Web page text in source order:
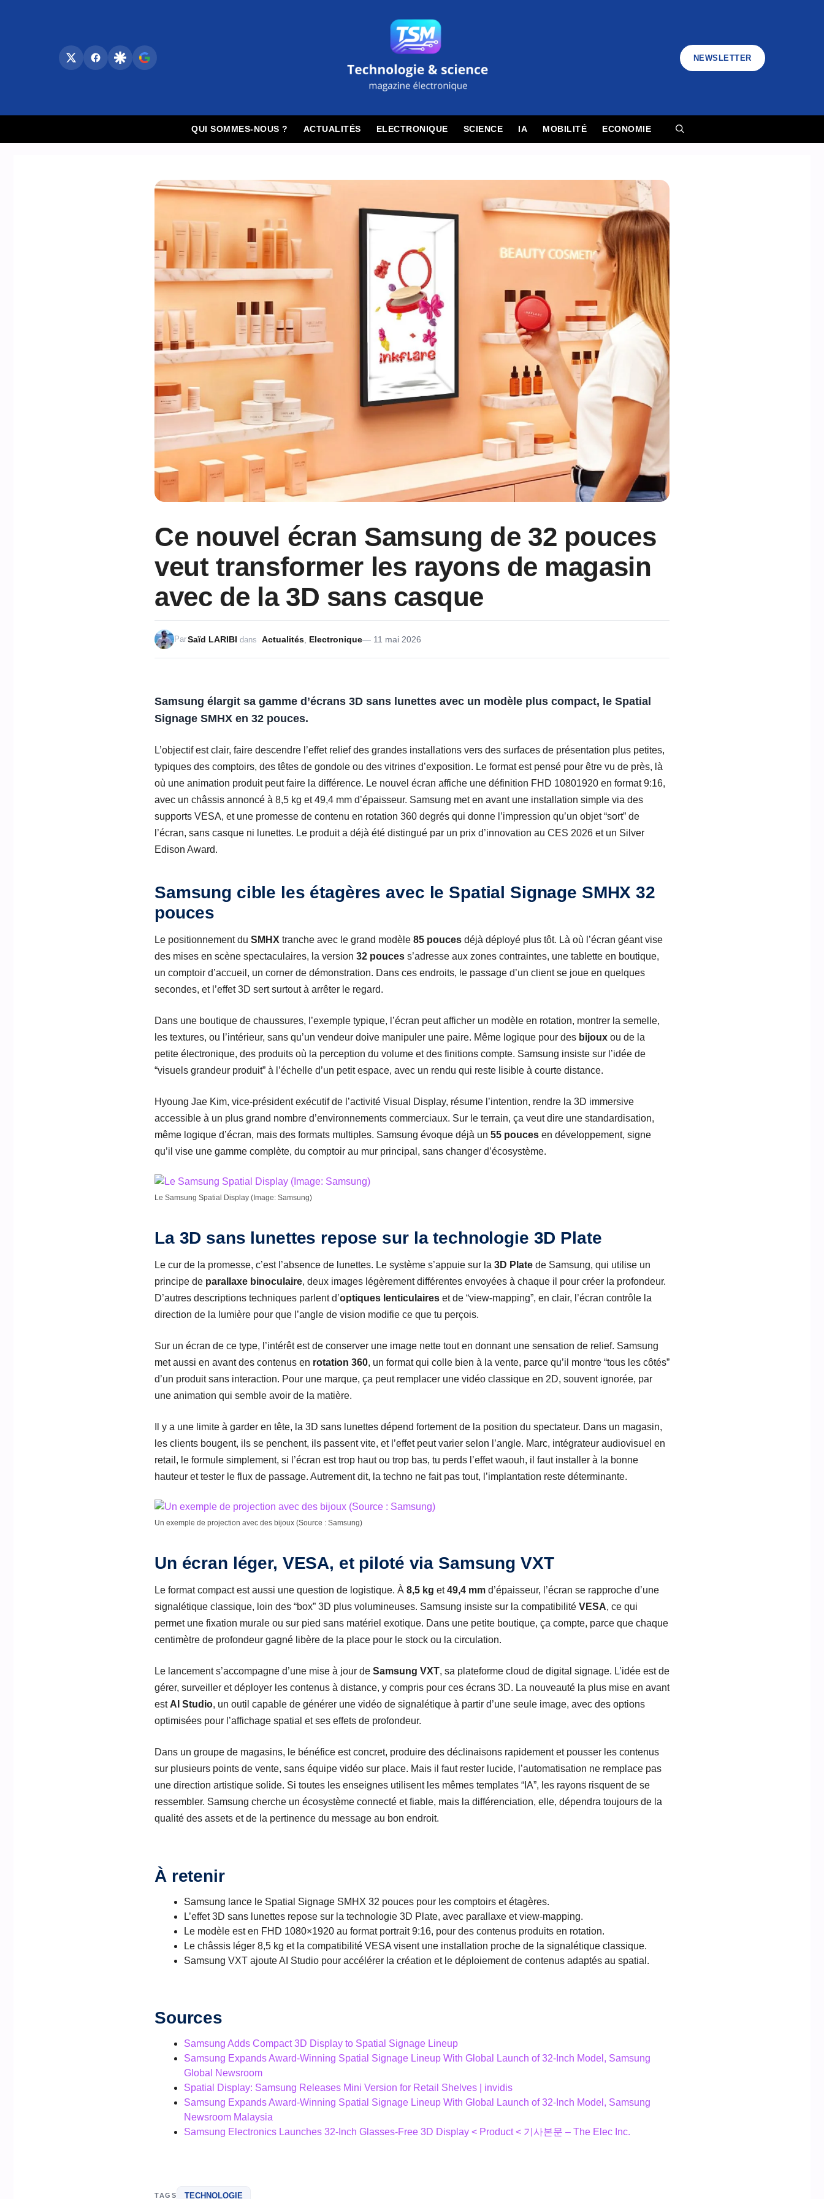
NEWSLETTER
QUI SOMMES-NOUS ? ACTUALITÉS ELECTRONIQUE SCIENCE IA MOBILITÉ ECONOMIE
Ce nouvel écran Samsung de 32 pouces
veut transformer les rayons de magasin
avec de la 3D sans casque
11 mai 2026
ParSaïd LARIBI dans Actualités Electronique
Samsung élargit sa gamme d’écrans 3D sans lunettes avec un modèle plus compact, le Spatial
Signage SMHX en 32 pouces.
L’objectif est clair, faire descendre l’effet relief des grandes installations vers des surfaces de présentation plus petites,
typiques des comptoirs, des têtes de gondole ou des vitrines d’exposition. Le format est pensé pour être vu de près, là
où une animation produit peut faire la différence. Le nouvel écran affiche une définition FHD 10801920 en format 9:16,
avec un châssis annoncé à 8,5 kg et 49,4 mm d’épaisseur. Samsung met en avant une installation simple via des
supports VESA, et une promesse de contenu en rotation 360 degrés qui donne l’impression qu’un objet “sort” de
l’écran, sans casque ni lunettes. Le produit a déjà été distingué par un prix d’innovation au CES 2026 et un Silver
Edison Award.
Samsung cible les étagères avec le Spatial Signage SMHX 32
pouces
Le positionnement du SMHX tranche avec le grand modèle 85 pouces déjà déployé plus tôt. Là où l’écran géant vise
des mises en scène spectaculaires, la version 32 pouces s’adresse aux zones contraintes, une tablette en boutique,
un comptoir d’accueil, un corner de démonstration. Dans ces endroits, le passage d’un client se joue en quelques
secondes, et l’effet 3D sert surtout à arrêter le regard.
Dans une boutique de chaussures, l’exemple typique, l’écran peut afficher un modèle en rotation, montrer la semelle,
les textures, ou l’intérieur, sans qu’un vendeur doive manipuler une paire. Même logique pour des bijoux ou de la
petite électronique, des produits où la perception du volume et des finitions compte. Samsung insiste sur l’idée de
“visuels grandeur produit” à l’échelle d’un petit espace, avec un rendu qui reste lisible à courte distance.
Hyoung Jae Kim, vice-président exécutif de l’activité Visual Display, résume l’intention, rendre la 3D immersive
accessible à un plus grand nombre d’environnements commerciaux. Sur le terrain, ça veut dire une standardisation,
même logique d’écran, mais des formats multiples. Samsung évoque déjà un 55 pouces en développement, signe
qu’il vise une gamme complète, du comptoir au mur principal, sans changer d’écosystème.
Le Samsung Spatial Display (Image: Samsung)
La 3D sans lunettes repose sur la technologie 3D Plate
Le cur de la promesse, c’est l’absence de lunettes. Le système s’appuie sur la 3D Plate de Samsung, qui utilise un
principe de parallaxe binoculaire, deux images légèrement différentes envoyées à chaque il pour créer la profondeur.
D’autres descriptions techniques parlent d’optiques lenticulaires et de “view-mapping”, en clair, l’écran contrôle la
direction de la lumière pour que l’angle de vision modifie ce que tu perçois.
Sur un écran de ce type, l’intérêt est de conserver une image nette tout en donnant une sensation de relief. Samsung
met aussi en avant des contenus en rotation 360, un format qui colle bien à la vente, parce qu’il montre “tous les côtés”
d’un produit sans interaction. Pour une marque, ça peut remplacer une vidéo classique en 2D, souvent ignorée, par
une animation qui semble avoir de la matière.
Il y a une limite à garder en tête, la 3D sans lunettes dépend fortement de la position du spectateur. Dans un magasin,
les clients bougent, ils se penchent, ils passent vite, et l’effet peut varier selon l’angle. Marc, intégrateur audiovisuel en
retail, le formule simplement, si l’écran est trop haut ou trop bas, tu perds l’effet waouh, il faut installer à la bonne
hauteur et tester le flux de passage. Autrement dit, la techno ne fait pas tout, l’implantation reste déterminante.
Un exemple de projection avec des bijoux (Source : Samsung)
Un écran léger, VESA, et piloté via Samsung VXT
Le format compact est aussi une question de logistique. À 8,5 kg et49,4 mm d’épaisseur, l’écran se rapproche d’une
signalétique classique, loin des “box” 3D plus volumineuses. Samsung insiste sur la compatibilité VESA, ce qui
permet une fixation murale ou sur pied sans matériel exotique. Dans une petite boutique, ça compte, parce que chaque
centimètre de profondeur gagné libère de la place pour le stock ou la circulation.
Le lancement s’accompagne d’une mise à jour de Samsung VXT, sa plateforme cloud de digital signage. L’idée est de
gérer, surveiller et déployer les contenus à distance, y compris pour ces écrans 3D. La nouveauté la plus mise en avant
est AI Studio, un outil capable de générer une vidéo de signalétique à partir d’une seule image, avec des options
optimisées pour l’affichage spatial et ses effets de profondeur.
Dans un groupe de magasins, le bénéfice est concret, produire des déclinaisons rapidement et pousser les contenus
sur plusieurs points de vente, sans équipe vidéo sur place. Mais il faut rester lucide, l’automatisation ne remplace pas
une direction artistique solide. Si toutes les enseignes utilisent les mêmes templates “IA”, les rayons risquent de se
ressembler. Samsung cherche un écosystème connecté et fiable, mais la différenciation, elle, dépendra toujours de la
qualité des assets et de la pertinence du message au bon endroit.
À retenir
Samsung lance le Spatial Signage SMHX 32 pouces pour les comptoirs et étagères.
L’effet 3D sans lunettes repose sur la technologie 3D Plate, avec parallaxe et view-mapping.
Le modèle est en FHD 1080×1920 au format portrait 9:16, pour des contenus produits en rotation.
Le châssis léger 8,5 kg et la compatibilité VESA visent une installation proche de la signalétique classique.
Samsung VXT ajoute AI Studio pour accélérer la création et le déploiement de contenus adaptés au spatial.
Sources
Samsung Adds Compact 3D Display to Spatial Signage Lineup
Samsung Expands Award-Winning Spatial Signage Lineup With Global Launch of 32-Inch Model, Samsung
Global Newsroom
Spatial Display: Samsung Releases Mini Version for Retail Shelves | invidis
Samsung Expands Award-Winning Spatial Signage Lineup With Global Launch of 32-Inch Model, Samsung
Newsroom Malaysia
Samsung Electronics Launches 32-Inch Glasses-Free 3D Display < Product < 기사본문 – The Elec Inc.
TAGS TECHNOLOGIE